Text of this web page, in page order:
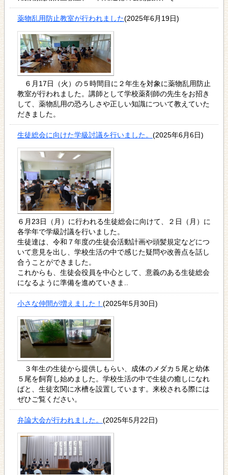
薬物乱用防止教室が行われました(2025年6月19日)
６月17日（火）の５時間目に２年生を対象に薬物乱用防止
教室が行われました。講師として学校薬剤師の先生をお招き
して、薬物乱用の恐ろしさや正しい知識について教えていた
だきました。
生徒総会に向けた学級討議を行いました。 (2025年6月6日)
６月23日（月）に行われる生徒総会に向けて、２日（月）に
各学年で学級討議を行いました。
生徒達は、令和７年度の生徒会活動計画や頭髪規定などにつ
いて意見を出し、学校生活の中で感じた疑問や改善点を話し
合うことができました。
これからも、生徒会役員を中心として、意義のある生徒総会
になるように準備を進めていきま..
小さな仲間が増えました！ (2025年5月30日)
３年生の生徒から提供しもらい、成体のメダカ５尾と幼体
５尾を飼育し始めました。学校生活の中で生徒の癒しになれ
ばと、生徒玄関に水槽を設置しています。来校される際には
ぜひご覧ください。
弁論大会が行われました。 (2025年5月22日)